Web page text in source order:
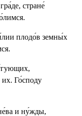
стране́
плодо́в земны́х
Го́споду
и ну́жды,